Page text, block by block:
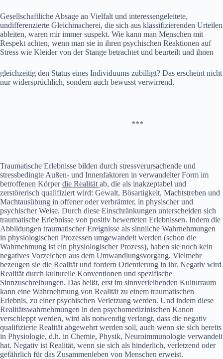
Gesellschaftliche Absage an Vielfalt und interessengeleitete,
undifferenzierte Gleichmacherei, die sich aus klassifizierenden Urteilen
ableiten, waren mir immer suspekt. Wie kann man Menschen mit
Respekt achten, wenn man sie in ihren psychischen Reaktionen auf
Stress wie Kleider von der Stange betrachtet und beurteilt und ihnen
gleichzeitig den Status eines Individuums zubilligt? Das erscheint nicht
nur widersprüchlich, sondern auch bewusst verwirrend.
***
Traumatische Erlebnisse bilden durch stressverursachende und
stressbedingte Außen- und Innenfaktoren in verwandelter Form im
betroffenen Körperdie Realität ab, die als inakzeptabel und
zerstörerisch qualifiziert wird: Gewalt, Bösartigkeit, Machtstreben und
Machtausübung in offener oder verbrämter, in physischer und
psychischer Weise. Durch diese Einschränkungen unterscheiden sich
traumatische Erlebnisse von positiv bewerteten Erlebnissen. Indem die
Abbildungen traumatischer Ereignisse als sinnliche Wahrnehmungen
in physiologischen Prozessen umgewandelt werden (schon die
Wahrnehmung ist ein physiologischer Prozess), haben sie noch kein
negatives Vorzeichen aus dem Umwandlungsvorgang. Vielmehr
bezeugen sie die Realität und fordern Orientierung in ihr. Negativ wird
Realität durch kulturelle Konventionen und spezifische
Sinnzuschreibungen. Das heißt, erst im sinnverleihenden Kulturraum
kann eine Wahrnehmung von Realität zu einem traumatischen
Erlebnis, zu einer psychischen Verletzung werden. Und indem diese
Realitätswahrnehmungen in den psychomedizinischen Kanon
verschleppt werden, wird als notwendig verlangt, dass die negativ
qualifizierte Realität abgewehrt werden soll, auch wenn sie sich bereits
in Physiologie, d.h. in Chemie, Physik, Neuroimmunologie verwandelt
hat. Negativ ist Realität, wenn sie sich als hinderlich, verletzend oder
gefährlich für das Zusammenleben von Menschen erweist.